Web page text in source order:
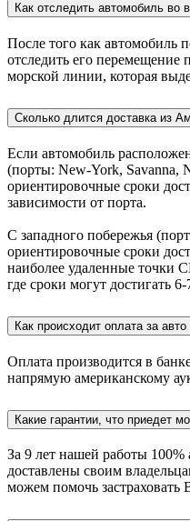
Как отследить автомобиль во
После того как автомобиль
отследить его перемещение
морской линии, которая
Сколько длится доставка из
Если автомобиль
(порты: New-York, Savanna,
ориентировочные сроки
зависимости от порта.
С западного побережья
ориентировочные сроки
наиболее удаленные точки
где сроки могут достигать
Как происходит оплата за
Оплата производится в
напрямую американскому
Какие гарантии, что приедет
За 9 лет нашей работы
доставлены своим
можем помочь застраховать